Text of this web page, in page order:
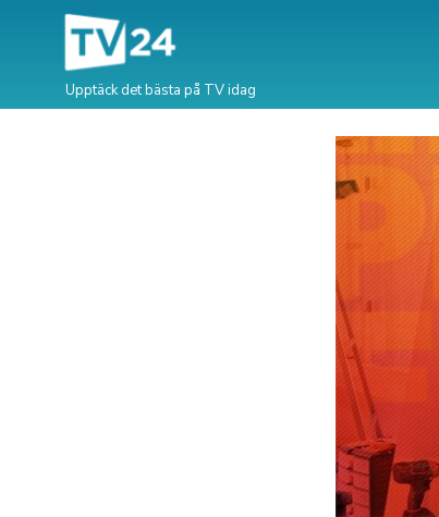
Upptäck det bästa på TV idag